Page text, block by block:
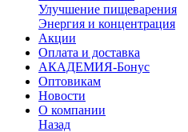
Улучшение пищеварения
Энергия и концентрация
Акции
Оплата и доставка
АКАДЕМИЯ-Бонус
Оптовикам
Новости
О компании
Назад